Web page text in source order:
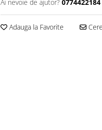
Ai nevoie de ajutor? 0774422184
Adauga la Favorite